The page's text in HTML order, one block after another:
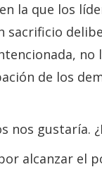
la que los
sacrificio
no
de los
nos gustaría.
alcanzar el